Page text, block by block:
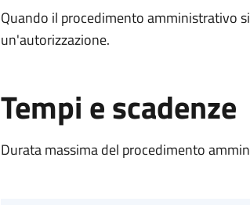
Quando il procedimento amministrativo
un'autorizzazione.
Tempi e scadenze
Durata massima del procedimento